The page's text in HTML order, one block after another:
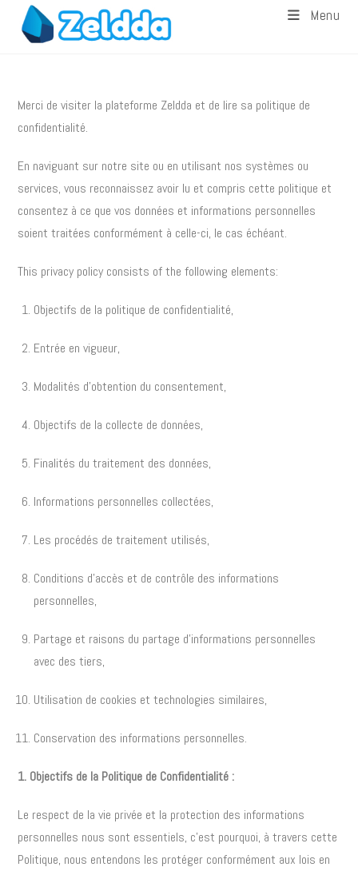
Menu
Merci de visiter la plateforme Zeldda et de lire sa politique de
confidentialité.
En naviguant sur notre site ou en utilisant nos systèmes ou
services, vous reconnaissez avoir lu et compris cette politique et
consentez à ce que vos données et informations personnelles
soient traitées conformément à celle-ci, le cas échéant.
This privacy policy consists of the following elements:
Objectifs de la politique de confidentialité,
Entrée en vigueur,
Modalités d’obtention du consentement,
Objectifs de la collecte de données,
Finalités du traitement des données,
Informations personnelles collectées,
Les procédés de traitement utilisés,
Conditions d’accès et de contrôle des informations
personnelles,
Partage et raisons du partage d’informations personnelles
avec des tiers,
Utilisation de cookies et technologies similaires,
Conservation des informations personnelles.
1. Objectifs de la Politique de Confidentialité :
Le respect de la vie privée et la protection des informations
personnelles nous sont essentiels, c’est pourquoi, à travers cette
Politique, nous entendons les protéger conformément aux lois en